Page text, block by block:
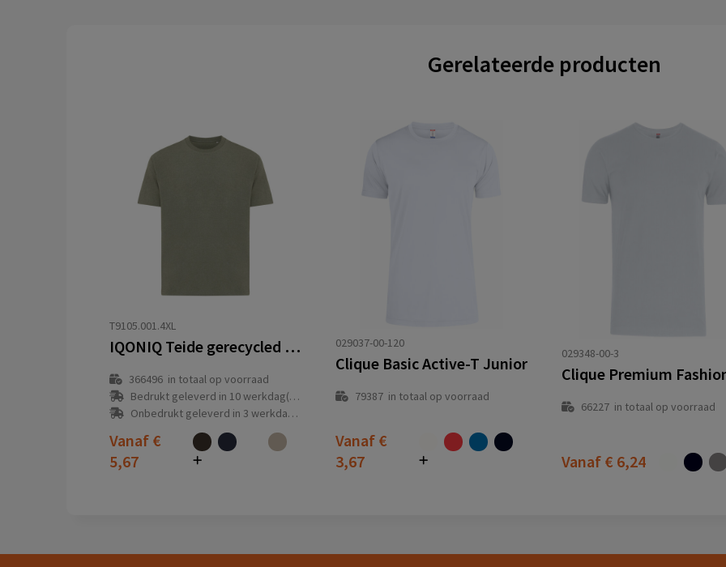
Gerelateerde producten
T9105.001.4XL
IQONIQ Teide gerecycled katoen t-shirt
366496in totaal op voorraad
Bedrukt geleverd in 10 werkdag(en)
Onbedrukt geleverd in 3 werkdag(en)
Vanaf €
5,67
029037-00-120
Clique Basic Active-T Junior
79387in totaal op voorraad
Vanaf €
3,67
029348-00-3
Clique Premium
66227 in totaal op voorraad
Vanaf € 6,24